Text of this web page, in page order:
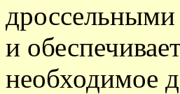
дроссельными
и
необходимое